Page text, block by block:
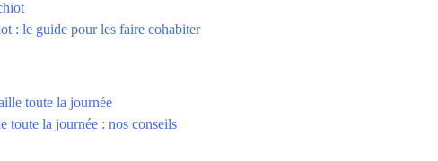
: le guide pour les faire cohabiter
toute la journée : nos conseils